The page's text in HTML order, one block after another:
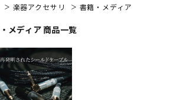
楽器アクセサリ 書籍・メディア
メディア 商品一覧